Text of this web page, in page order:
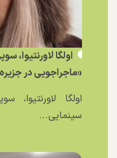
اولگا لاورنتیوا،
«ماجراجویی در
اولگا
سینمایی...